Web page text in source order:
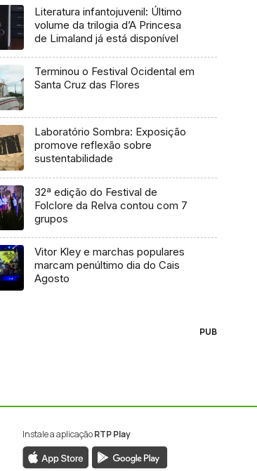
Literatura infantojuvenil: Último
volume da trilogia d’A Princesa
de Limaland já está disponível
Terminou o Festival Ocidental em
Santa Cruz das Flores
Laboratório Sombra: Exposição
promove reflexão sobre
sustentabilidade
32ª edição do Festival de
Folclore da Relva contou com 7
grupos
Vitor Kley e marchas populares
marcam penúltimo dia do Cais
Agosto
PUB
Instale a aplicaçãoRTP Play